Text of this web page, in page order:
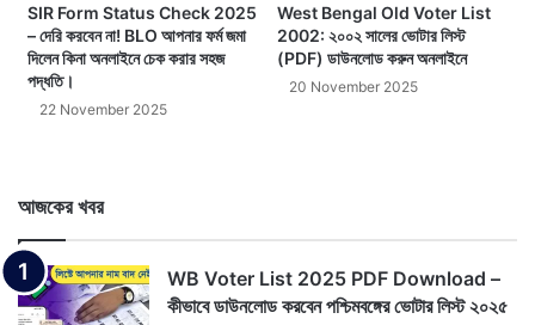
SIR Form Status Check 2025
– দেরি করবেন না! BLO আপনার ফর্ম জমা
দিলেন কিনা অনলাইনে চেক করার সহজ
পদ্ধতি।
22 November 2025
West Bengal Old Voter List
2002: ২০০২ সালের ভোটার লিস্ট
(PDF) ডাউনলোড করুন অনলাইনে
20 November 2025
আজকের খবর
WB Voter List 2025 PDF Download –
কীভাবে ডাউনলোড করবেন পশ্চিমবঙ্গের ভোটার লিস্ট ২০২৫